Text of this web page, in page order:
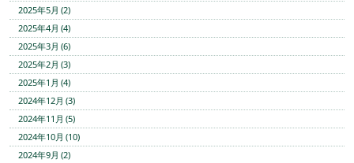
2025年5月 (2)
2025年4月 (4)
2025年3月 (6)
2025年2月 (3)
2025年1月 (4)
2024年12月 (3)
2024年11月 (5)
2024年10月 (10)
2024年9月 (2)